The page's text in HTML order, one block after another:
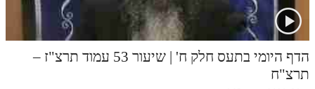
הדף היומי בתעס חלק ח' | שיעור 53 עמוד תרצ"ז –
תרצ"ח